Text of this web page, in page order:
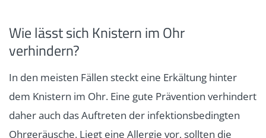
Wie lässt sich Knistern im Ohr
verhindern?
In den meisten Fällen steckt eine Erkältung hinter
dem Knistern im Ohr. Eine gute Prävention verhindert
daher auch das Auftreten der infektionsbedingten
Ohrgeräusche. Liegt eine Allergie vor, sollten die